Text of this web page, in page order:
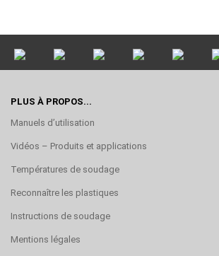
PLUS À PROPOS...
Manuels d’utilisation
Vidéos – Produits et applications
Températures de soudage
Reconnaître les plastiques
Instructions de soudage
Mentions légales